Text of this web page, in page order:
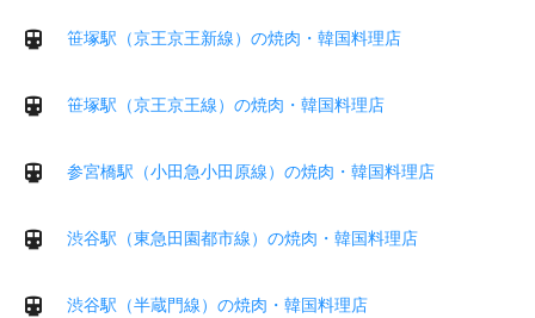
笹塚駅（京王京王新線）の焼肉・韓国料理店
笹塚駅（京王京王線）の焼肉・韓国料理店
参宮橋駅（小田急小田原線）の焼肉・韓国料理店
渋谷駅（東急田園都市線）の焼肉・韓国料理店
渋谷駅（半蔵門線）の焼肉・韓国料理店